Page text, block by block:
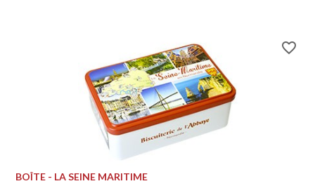
favorite_border
BOÎTE - LA SEINE MARITIME